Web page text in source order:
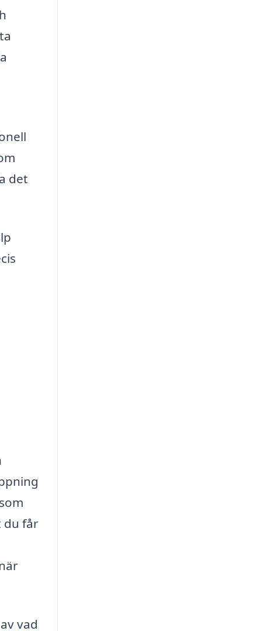
det
du får
vad